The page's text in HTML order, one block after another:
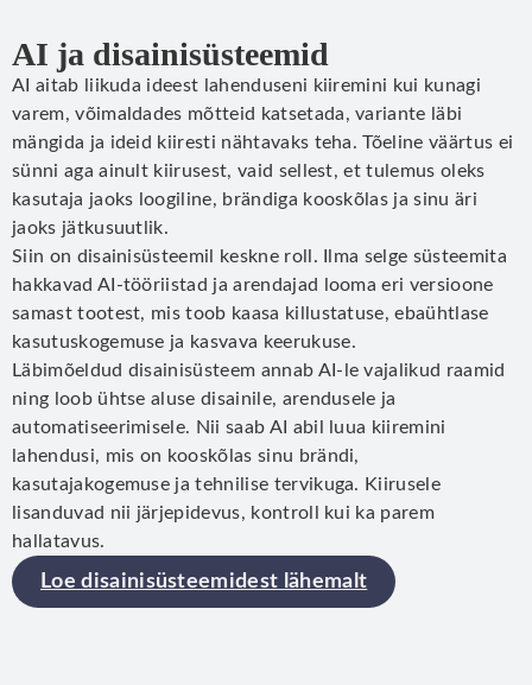
AI ja disainisüsteemid
AI aitab liikuda ideest lahenduseni kiiremini kui kunagi
varem, võimaldades mõtteid katsetada, variante läbi
mängida ja ideid kiiresti nähtavaks teha. Tõeline väärtus ei
sünni aga ainult kiirusest, vaid sellest, et tulemus oleks
kasutaja jaoks loogiline, brändiga kooskõlas ja sinu äri
jaoks jätkusuutlik.
Siin on disainisüsteemil keskne roll. Ilma selge süsteemita
hakkavad AI-tööriistad ja arendajad looma eri versioone
samast tootest, mis toob kaasa killustatuse, ebaühtlase
kasutuskogemuse ja kasvava keerukuse.
Läbimõeldud disainisüsteem annab AI-le vajalikud raamid
ning loob ühtse aluse disainile, arendusele ja
automatiseerimisele. Nii saab AI abil luua kiiremini
lahendusi, mis on kooskõlas sinu brändi,
kasutajakogemuse ja tehnilise tervikuga. Kiirusele
lisanduvad nii järjepidevus, kontroll kui ka parem
hallatavus.
Loe disainisüsteemidest lähemalt